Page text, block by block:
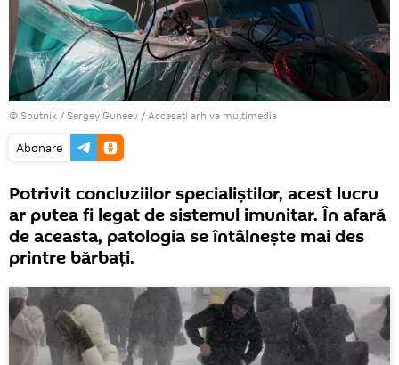
© Sputnik / Sergey Guneev / Accesați arhiva multimedia
Abonare
Potrivit concluziilor specialiștilor, acest lucru
ar putea fi legat de sistemul imunitar. În afară
de aceasta, patologia se întâlnește mai des
printre bărbați.